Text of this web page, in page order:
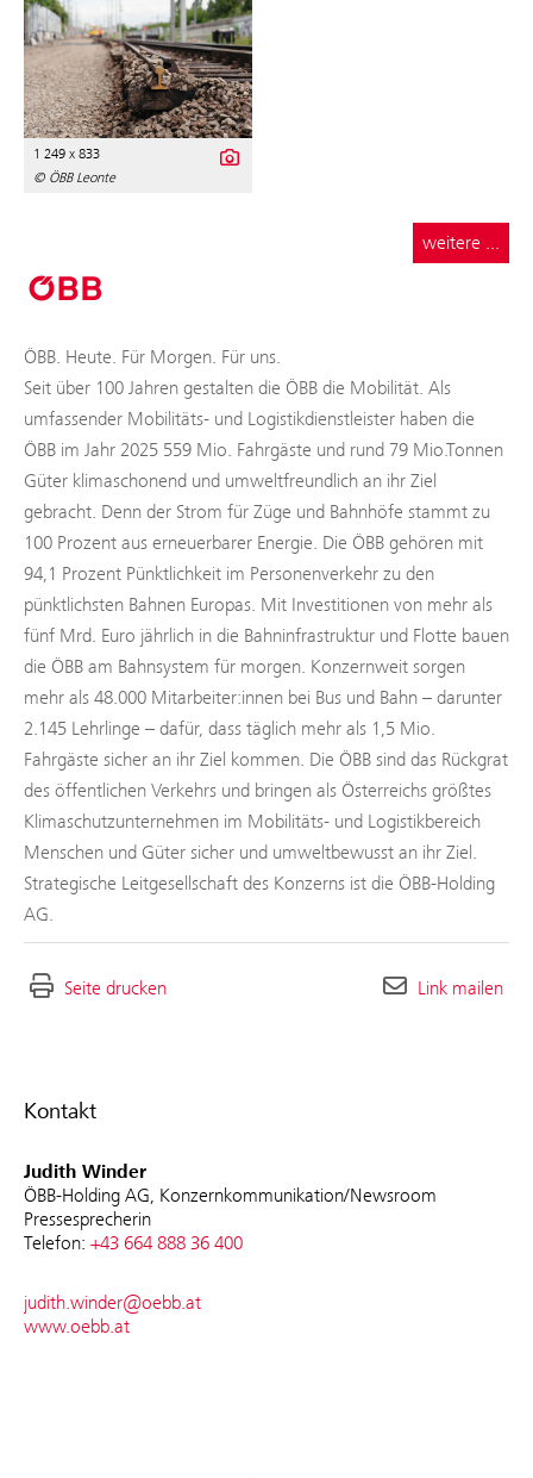
Kontakt
Judith Winder
ÖBB-Holding AG, Konzernkommunikation/Newsroom
Pressesprecherin
Telefon: +43 664 888 36 400
judith.winder@oebb.at
www.oebb.at
1 249 x 833
© ÖBB Leonte
weitere ...
ÖBB. Heute. Für Morgen. Für uns.
Seit über 100 Jahren gestalten die ÖBB die Mobilität. Als
umfassender Mobilitäts- und Logistikdienstleister haben die
ÖBB im Jahr 2025 559 Mio. Fahrgäste und rund 79 Mio.Tonnen
Güter klimaschonend und umweltfreundlich an ihr Ziel
gebracht. Denn der Strom für Züge und Bahnhöfe stammt zu
100 Prozent aus erneuerbarer Energie. Die ÖBB gehören mit
94,1 Prozent Pünktlichkeit im Personenverkehr zu den
pünktlichsten Bahnen Europas. Mit Investitionen von mehr als
fünf Mrd. Euro jährlich in die Bahninfrastruktur und Flotte bauen
die ÖBB am Bahnsystem für morgen. Konzernweit sorgen
mehr als 48.000 Mitarbeiter:innen bei Bus und Bahn – darunter
2.145 Lehrlinge – dafür, dass täglich mehr als 1,5 Mio.
Fahrgäste sicher an ihr Ziel kommen. Die ÖBB sind das Rückgrat
des öffentlichen Verkehrs und bringen als Österreichs größtes
Klimaschutzunternehmen im Mobilitäts- und Logistikbereich
Menschen und Güter sicher und umweltbewusst an ihr Ziel.
Strategische Leitgesellschaft des Konzerns ist die ÖBB-Holding
AG.
Seite drucken Link mailen